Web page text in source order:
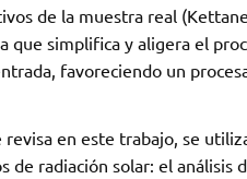
de la muestra real
que simplifica y aligera el
favoreciendo un
revisa en este trabajo, se
de radiación solar: el